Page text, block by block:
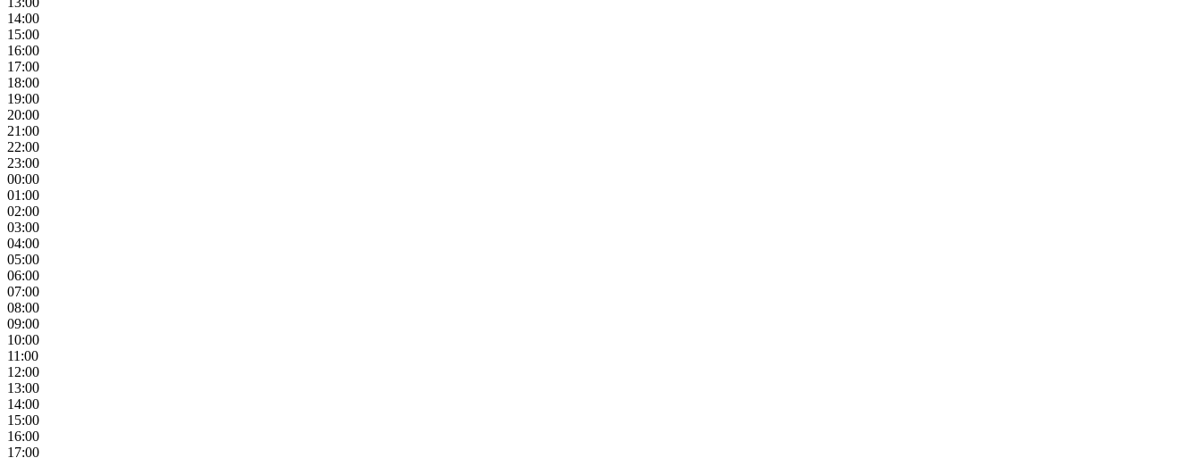
14:00
15:00
16:00
17:00
18:00
19:00
20:00
21:00
22:00
23:00
00:00
01:00
02:00
03:00
04:00
05:00
06:00
07:00
08:00
09:00
10:00
11:00
12:00
13:00
14:00
15:00
16:00
17:00